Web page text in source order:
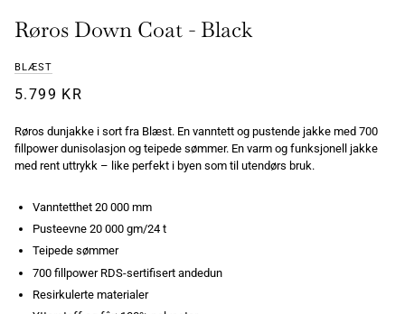
Røros Down Coat - Black
BLÆST
5.799 KR
Røros dunjakke i sort fra Blæst. En vanntett og pustende jakke med 700
fillpower dunisolasjon og teipede sømmer. En varm og funksjonell jakke
med rent uttrykk – like perfekt i byen som til utendørs bruk.
Vanntetthet 20 000 mm
Pusteevne 20 000 gm/24 t
Teipede sømmer
700 fillpower RDS-sertifisert andedun
Resirkulerte materialer